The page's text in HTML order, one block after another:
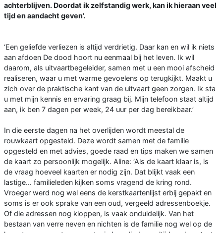
achterblijven. Doordat ik zelfstandig werk, kan ik hieraan veel
tijd en aandacht geven’.
‘Een geliefde verliezen is altijd verdrietig. Daar kan en wil ik niets
aan afdoen De dood hoort nu eenmaal bij het leven. Ik wil
daarom, als uitvaartbegeleider, samen met u een mooi afscheid
realiseren, waar u met warme gevoelens op terugkijkt. Maakt u
zich over de praktische kant van de uitvaart geen zorgen. Ik sta
u met mijn kennis en ervaring graag bij. Mijn telefoon staat altijd
aan, ik ben 7 dagen per week, 24 uur per dag bereikbaar.’
In die eerste dagen na het overlijden wordt meestal de
rouwkaart opgesteld. Deze wordt samen met de familie
opgesteld en met advies, goede raad en tips maken we samen
de kaart zo persoonlijk mogelijk. Aline: ‘Als de kaart klaar is, is
de vraag hoeveel kaarten er nodig zijn. Dat blijkt vaak een
lastige... familieleden kijken soms vragend de kring rond.
Vroeger werd nog wel eens de kerstkaartenlijst erbij gepakt en
soms is er ook sprake van een oud, vergeeld adressenboekje.
Of die adressen nog kloppen, is vaak onduidelijk. Van het
bestaan van verre neven en nichten is de familie nog wel op de